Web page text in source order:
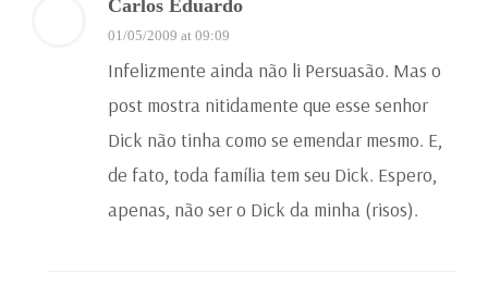
Carlos Eduardo
01/05/2009 at 09:09
Infelizmente ainda não li Persuasão. Mas o
post mostra nitidamente que esse senhor
Dick não tinha como se emendar mesmo. E,
de fato, toda família tem seu Dick. Espero,
apenas, não ser o Dick da minha (risos).